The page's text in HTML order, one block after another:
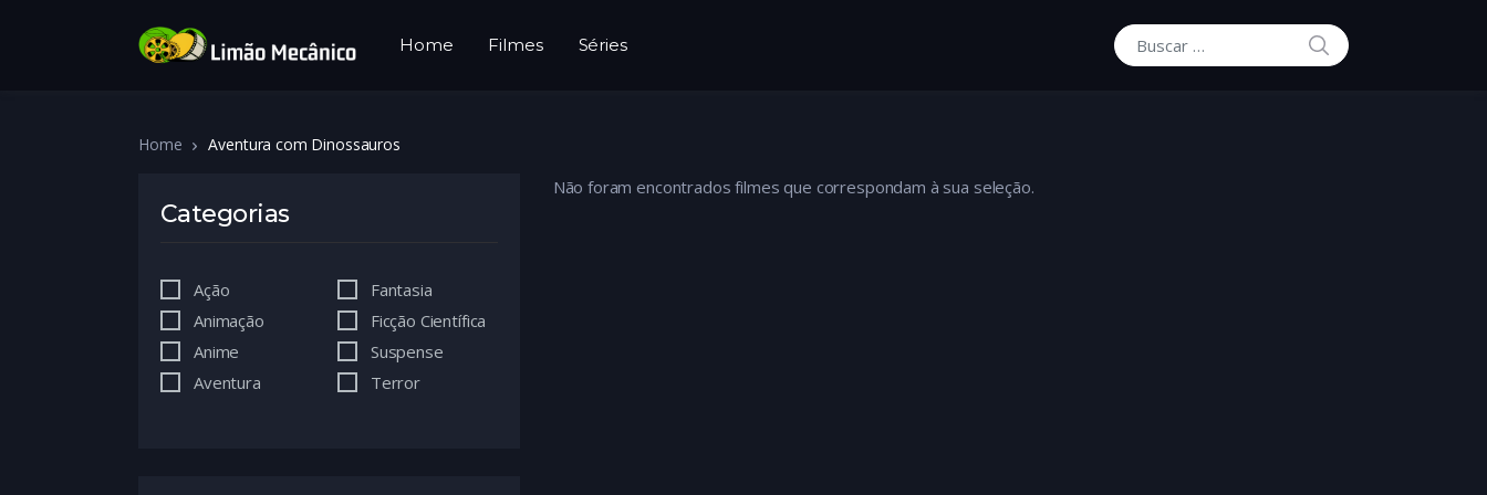
Home Filmes Séries
Buscar por:
BUSCAR
Home Aventura com Dinossauros
Não foram encontrados filmes que correspondam à sua seleção.
Categorias
Ação
Animação
Anime
Aventura
Fantasia
Ficção Científica
Suspense
Terror